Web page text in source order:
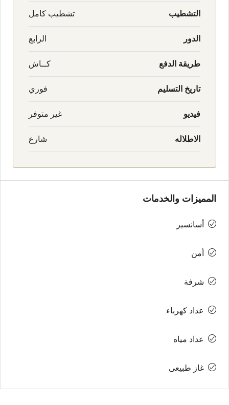
التشطيب تشطيب كامل
الدور الرابع
طريقة الدفع كــاش
تاريخ التسليم فوري
فيديو غير متوفر
الاطلاله شارع
المميزات والخدمات
أسانسير
أمن
شرفة
عداد كهرباء
عداد مياه
غاز طبيعى